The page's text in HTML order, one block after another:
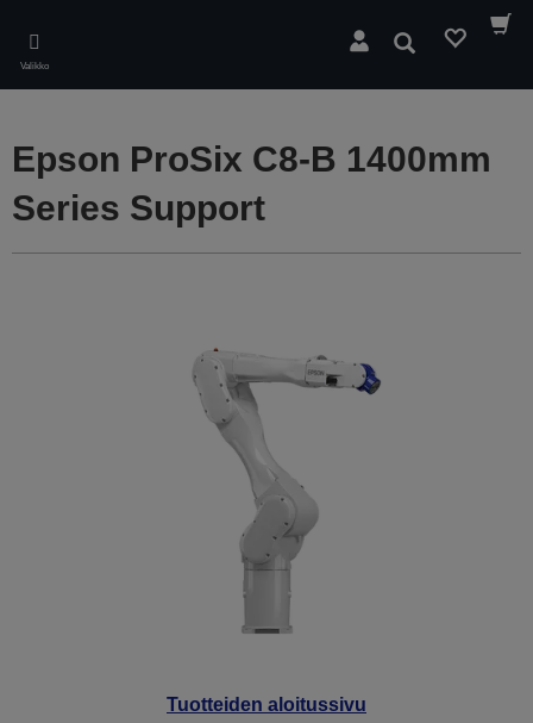
main
content
Valikko
Hae
Tuotteiden aloitussivu
Epson ProSix C8-B 1400mm
Series Support